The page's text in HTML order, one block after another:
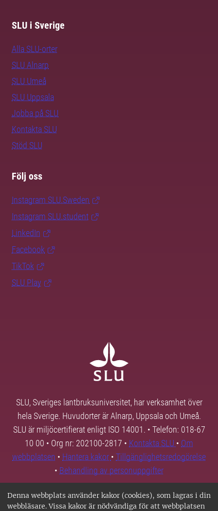
Denna webbplats använder kakor (cookies), som lagras i din
webbläsare. Vissa kakor är nödvändiga för att webbplatsen
SLU i Sverige
Alla SLU-orter
SLU Alnarp
SLU Umeå
SLU Uppsala
Jobba på SLU
Kontakta SLU
Stöd SLU
Följ oss
Instagram SLU.Sweden
Instagram SLU.student
LinkedIn
Facebook
TikTok
SLU Play
SLU, Sveriges lantbruksuniversitet, har verksamhet över
hela Sverige. Huvudorter är Alnarp, Uppsala och Umeå.
SLU är miljöcertifierat enligt ISO 14001. • Telefon: 018-67
10 00 • Org nr: 202100-2817 • Kontakta SLU • Om
webbplatsen • Hantera kakor • Tillgänglighetsredogörelse
• Behandling av personuppgifter